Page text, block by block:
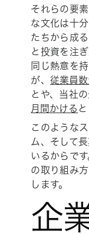
それらの要
な文化は十
たちから成
と投資を注
同じ熱意を
が、 従業員
とや、当社
月間かける
このような
ム、そして
いるからで
の取り組み
します。
企